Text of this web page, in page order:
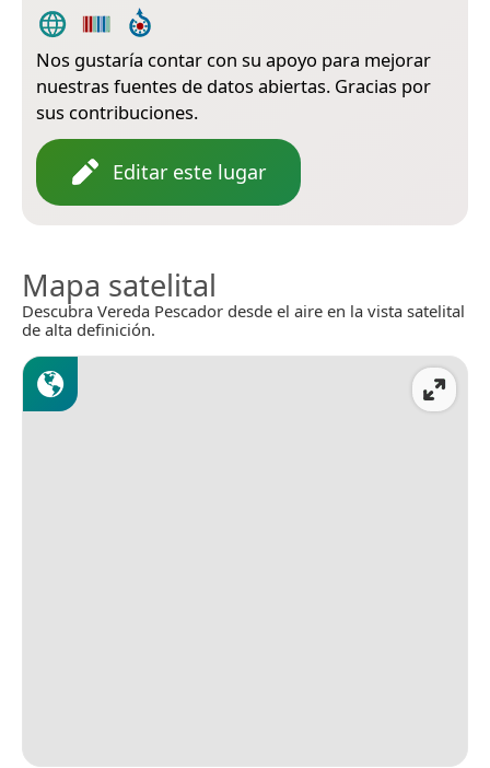
Nos gustaría contar con su apoyo para mejorar
nuestras fuentes de datos abiertas. Gracias por
sus contribuciones.
Editar este lugar
Mapa satelital
Descubra Vereda Pescador desde el aire en la vista satelital
de alta definición.